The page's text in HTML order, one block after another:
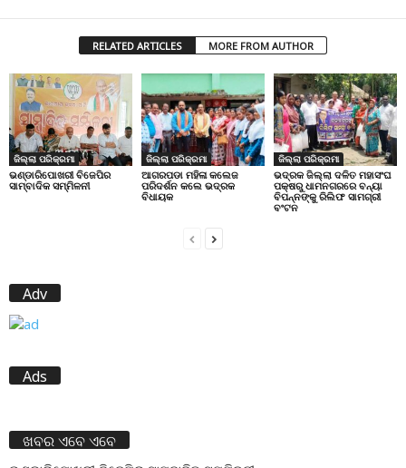
RELATED ARTICLES MORE FROM AUTHOR
ଜିଲ୍ଲା ପରିକ୍ରମା
ଭଣ୍ଡାରିପୋଖରୀ ବିଜେପିର
ସାମ୍ବାଦିକ ସମ୍ମିଳନୀ
ଜିଲ୍ଲା ପରିକ୍ରମା
ଆଗରପଡା ମହିଳା କଲେଜ
ପରିଦର୍ଶନ କଲେ ଭଦ୍ରକ
ବିଧାୟକ
ଜିଲ୍ଲା ପରିକ୍ରମା
ଭଦ୍ରକ ଜିଲ୍ଲା ଦଳିତ ମହାସଂଘ
ପକ୍ଷରୁ ଧାମନଗରରେ ବନ୍ୟା
ବିପନ୍ନଙ୍କୁ ରିଲିଫ ସାମଗ୍ରୀ
ବଂଟନ
Adv
Ads
ଖବର ଏବେ ଏବେ